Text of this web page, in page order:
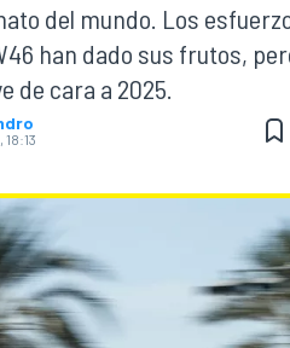
del mundo. Los
han dado sus frutos,
de cara a 2025.